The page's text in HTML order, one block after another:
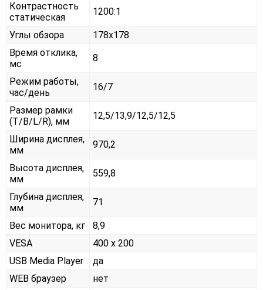
Контрастность
статическая
1200:1
Углы обзора
178x178
Время отклика,
мс
8
Режим работы,
час/день
16/7
Размер рамки
(T/B/L/R), мм
12,5/13,9/12,5/12,5
Ширина дисплея,
мм
970,2
Высота дисплея,
мм
559,8
Глубина дисплея,
мм
71
Вес монитора, кг
8,9
VESA
400 x 200
USB Media Player
да
WEB браузер
нет